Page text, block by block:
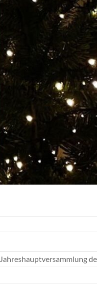
Jahreshauptversammlung